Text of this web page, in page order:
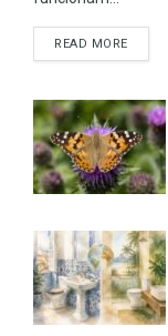
READ MORE